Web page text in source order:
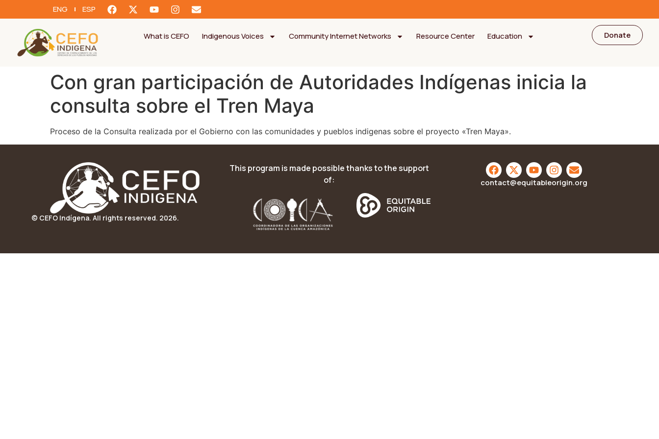
ENG ESP
What is CEFO Indigenous Voices Community Internet Networks Resource Center Education Donate
Con gran participación de Autoridades Indígenas inicia la
consulta sobre el Tren Maya
Proceso de la Consulta realizada por el Gobierno con las comunidades y pueblos indigenas sobre el proyecto «Tren Maya».
© CEFO Indígena. All rights reserved. 2026.
This program is made possible thanks to the support
of:
contact@equitableorigin.org